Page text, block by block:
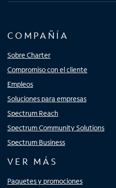
COMPAÑÍA
Sobre Charter
Compromiso con el cliente
Empleos
Soluciones para empresas
Spectrum Reach
Spectrum Community Solutions
Spectrum Business
VER MÁS
Paquetes y promociones